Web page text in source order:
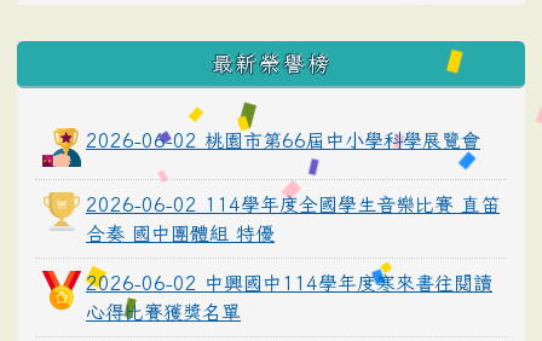
最新榮譽榜
2026-06-02 桃園市第66屆中小學科學展覽會
2026-06-02 114學年度全國學生音樂比賽 直笛
合奏 國中團體組 特優
2026-06-02 中興國中114學年度寒來書往閱讀
心得比賽獲獎名單